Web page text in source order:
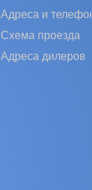
Адреса и
Схема проезда
Адреса дилеров